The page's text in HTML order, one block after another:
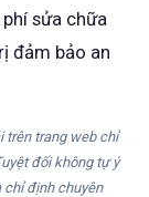
sửa chữa
đảm bảo an
trên trang web chỉ
đối không tự ý
chỉ định chuyên